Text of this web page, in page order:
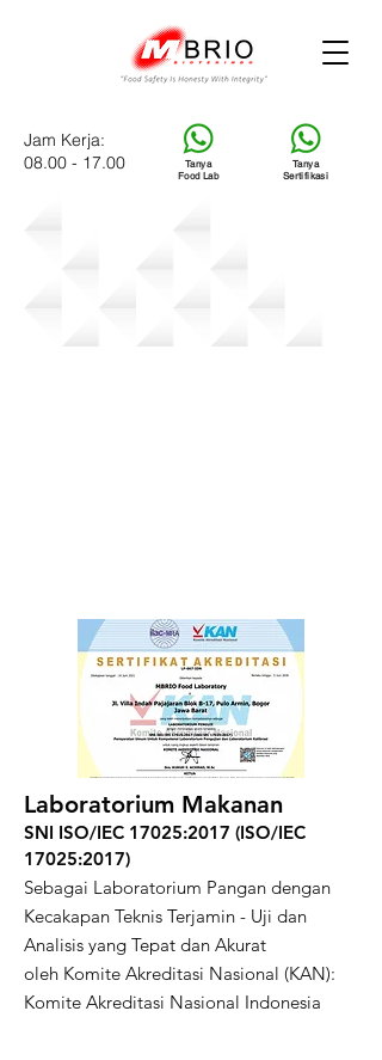
Tanya
Food Lab
Tanya
Sertifikasi
Jam Kerja:
08.00 - 17.00
Laboratorium Makanan
SNI ISO/IEC 17025:2017 (ISO/IEC
17025:2017)
Sebagai Laboratorium Pangan dengan
Kecakapan Teknis Terjamin - Uji dan
Analisis yang Tepat dan Akurat
oleh Komite Akreditasi Nasional (KAN):
Komite Akreditasi Nasional Indonesia